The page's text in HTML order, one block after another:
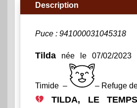
Description
Puce : 941000031045318
Tilda née le 07/02/
Timide – – Refuge
TILDA, LE